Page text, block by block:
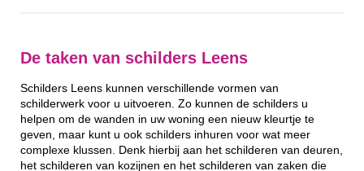
De taken van schilders Leens
Schilders Leens kunnen verschillende vormen van
schilderwerk voor u uitvoeren. Zo kunnen de schilders u
helpen om de wanden in uw woning een nieuw kleurtje te
geven, maar kunt u ook schilders inhuren voor wat meer
complexe klussen. Denk hierbij aan het schilderen van deuren,
het schilderen van kozijnen en het schilderen van zaken die